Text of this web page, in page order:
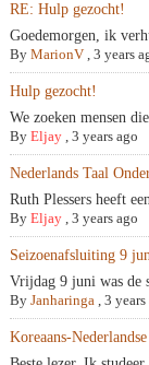
RE: Hulp gezocht!
Goedemorgen, ik
By MarionV , 3 years
Hulp gezocht!
We zoeken mensen
By Eljay , 3 years ago
Nederlands Taal
Ruth Plessers heeft
By Eljay , 3 years ago
Seizoenafsluiting 9
Vrijdag 9 juni was de
By Janharinga , 3 years
Koreaans-